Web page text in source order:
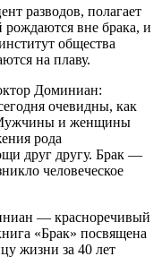
разводов, полагает
рождаются вне брака, и
общества
на плаву.
Доминиан:
очевидны, как
и женщины
рода
друг другу. Брак —
человеческое
— красноречивый
«Брак» посвящена
жизни за 40 лет